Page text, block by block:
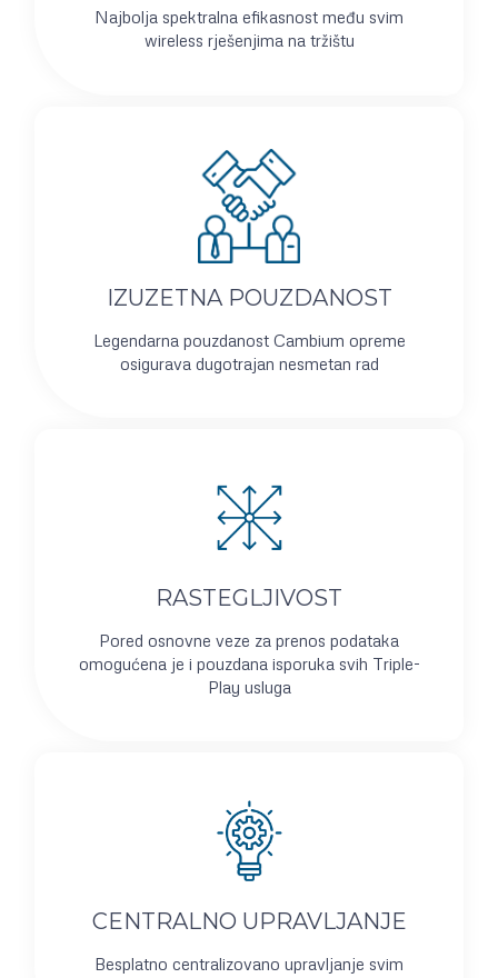
Najbolja spektralna efikasnost među svim
wireless rješenjima na tržištu
IZUZETNA POUZDANOST
Legendarna pouzdanost Cambium opreme
osigurava dugotrajan nesmetan rad
RASTEGLJIVOST
Pored osnovne veze za prenos podataka
omogućena je i pouzdana isporuka svih Triple-
Play usluga
CENTRALNO UPRAVLJANJE
Besplatno centralizovano upravljanje svim